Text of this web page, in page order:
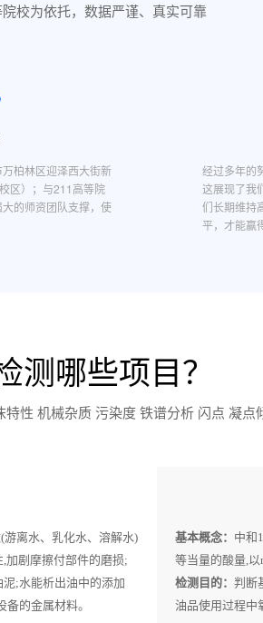
校为依托，数据严谨、真实可靠
柏林区迎泽西大街新
区）；与211高等院
的师资团队支撑，使
经过多年的
这展现了我
们长期维持
平，才能赢
测哪些项目？
性 机械杂质 污染度 铁谱分析 闪点 凝点
离水、乳化水、溶解水)
加剧摩擦付部件的磨损;
;水能析出油中的添加
的金属材料。
基本概念： 中和
等当量的酸量,以
检测目的： 判断
油品使用过程中